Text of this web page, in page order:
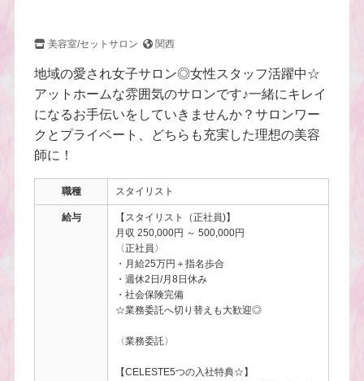
美容室/セットサロン 関西
地域の愛され女子サロン◎女性スタッフ活躍中☆
アットホームな雰囲気のサロンです♪一緒にキレイ
になるお手伝いをしていきませんか？サロンワー
クとプライベート、どちらも充実した理想の美容
師に！
職種 スタイリスト
給与
【スタイリスト（正社員)】
月収 250,000円 ～ 500,000円
〈正社員〉
・月給25万円＋指名歩合
・週休2日/月8日休み
・社会保険完備
☆業務委託へ切り替えも大歓迎◎
〈業務委託〉
【CELESTE5つの入社特典☆】